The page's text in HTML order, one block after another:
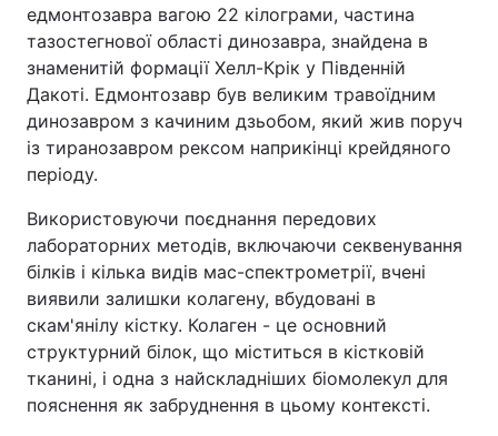
едмонтозавра вагою 22 кілограми, частина
тазостегнової області динозавра, знайдена в
знаменитій формації Хелл-Крік у Південній
Дакоті. Едмонтозавр був великим травоїдним
динозавром з качиним дзьобом, який жив поруч
із тиранозавром рексом наприкінці крейдяного
періоду.
Використовуючи поєднання передових
лабораторних методів, включаючи секвенування
білків і кілька видів мас-спектрометрії, вчені
виявили залишки колагену, вбудовані в
скам'янілу кістку. Колаген - це основний
структурний білок, що міститься в кістковій
тканині, і одна з найскладніших біомолекул для
пояснення як забруднення в цьому контексті.